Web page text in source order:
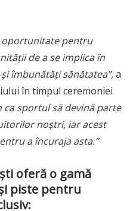
oportunitate pentru
de a se implica în
îmbunătăți sănătatea”,a
în timpul ceremoniei
ca sportul să devină parte
noștri, iar acest
a încuraja asta.”
oferă o gamă
piste pentru